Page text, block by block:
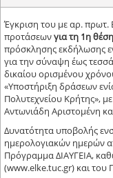
Έγκριση του με αρ. πρωτ.
προτάσεωνγια τη 1η θέση
πρόσκλησης εκδήλωσης
για την σύναψη έως
δικαίου ορισμένου
«Υποστήριξη δράσεων
Πολυτεχνείου Κρήτης»,
Αντωνιάδη Αριστομένη
Δυνατότητα υποβολής
ημερολογιακών ημερών
Πρόγραμμα ΔΙΑΥΓΕΙΑ,
(www.elke.tuc.gr) και του